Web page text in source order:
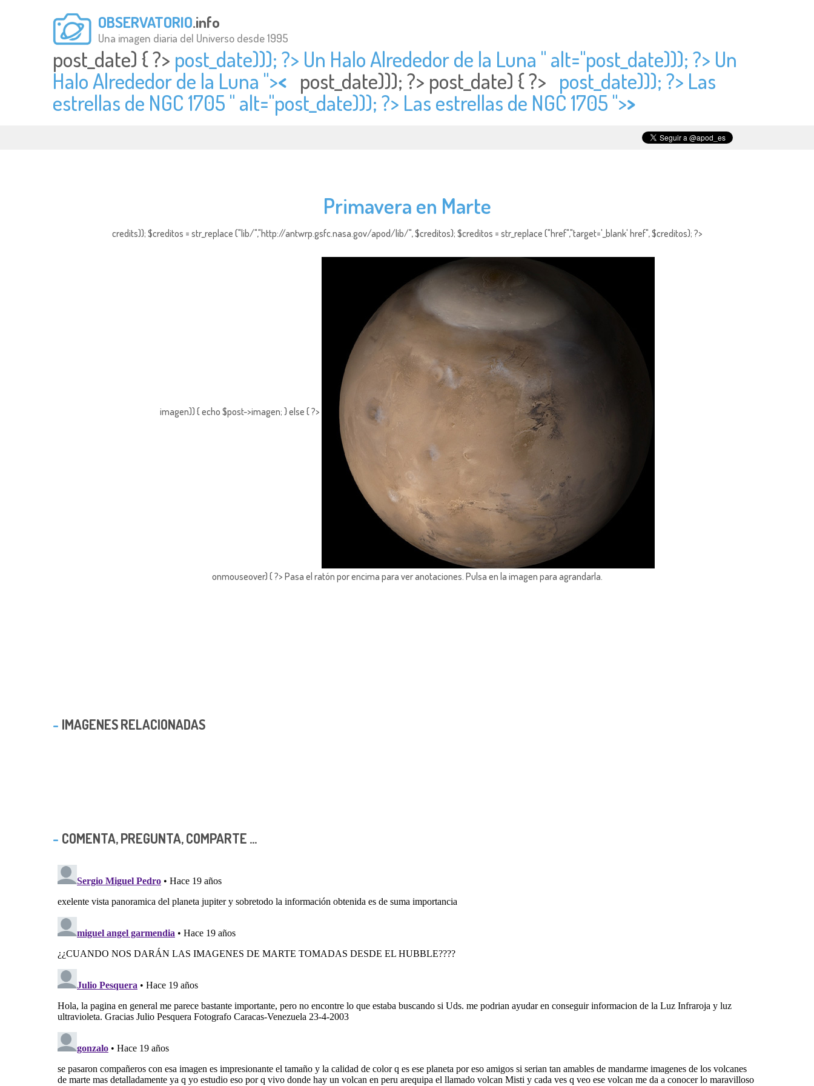
OBSERVATORIO.info
Una imagen diaria del Universo desde 1995
post_date) { ?> post_date))); ?> Un Halo Alrededor de la Luna " alt="post_date))); ?> Un
Halo Alrededor de la Luna ">< post_date))); ?> post_date) { ?> post_date))); ?> Las
estrellas de NGC 1705 " alt="post_date))); ?> Las estrellas de NGC 1705 ">>
Primavera en Marte
credits)); $creditos = str_replace ("lib/","http://antwrp.gsfc.nasa.gov/apod/lib/", $creditos); $creditos = str_replace ("href","target='_blank' href", $creditos); ?>
imagen)) { echo $post->imagen; } else { ?>
onmouseover) { ?> Pasa el ratón por encima para ver anotaciones. Pulsa en la imagen para agrandarla.
IMAGENES RELACIONADAS
COMENTA, PREGUNTA, COMPARTE ...